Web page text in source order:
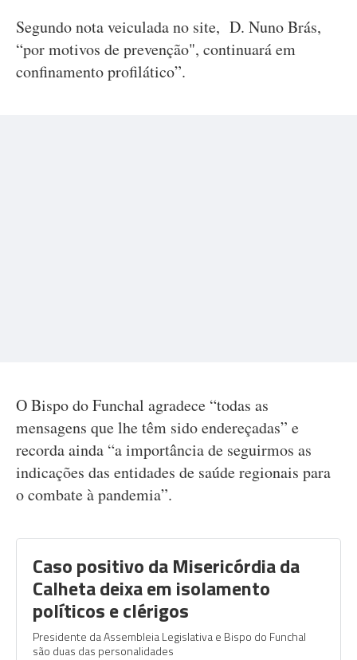
Segundo nota veiculada no site, D. Nuno Brás,
“por motivos de prevenção", continuará em
confinamento profilático”.
O Bispo do Funchal agradece “todas as
mensagens que lhe têm sido endereçadas” e
recorda ainda “a importância de seguirmos as
indicações das entidades de saúde regionais para
o combate à pandemia”.
Caso positivo da Misericórdia da
Calheta deixa em isolamento
políticos e clérigos
Presidente da Assembleia Legislativa e Bispo do Funchal
são duas das personalidades